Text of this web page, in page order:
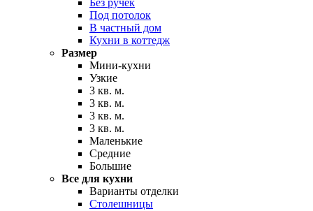
Без ручек
Под потолок
В частный дом
Кухни в коттедж
Размер
Мини-кухни
Узкие
3 кв. м.
3 кв. м.
3 кв. м.
3 кв. м.
Маленькие
Средние
Большие
Все для кухни
Варианты отделки
Столешницы